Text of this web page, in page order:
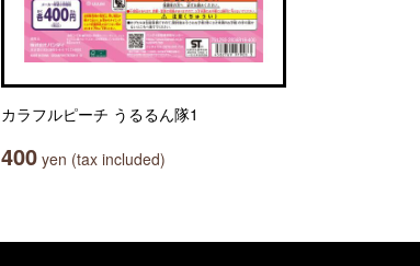
カラフルピーチ うるるん隊1
400 yen (tax included)